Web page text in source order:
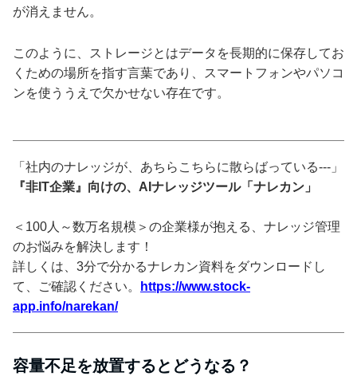
が消えません。
このように、ストレージとはデータを長期的に保存してお
くための場所を指す言葉であり、スマートフォンやパソコ
ンを使ううえで欠かせない存在です。
「社内のナレッジが、あちらこちらに散らばっている---」
『非IT企業』向けの、AIナレッジツール「ナレカン」
＜100人～数万名規模＞の企業様が抱える、ナレッジ管理
のお悩みを解決します！
詳しくは、3分で分かるナレカン資料をダウンロードし
て、ご確認ください。
https://www.stock-
app.info/narekan/
容量不足を放置するとどうなる？